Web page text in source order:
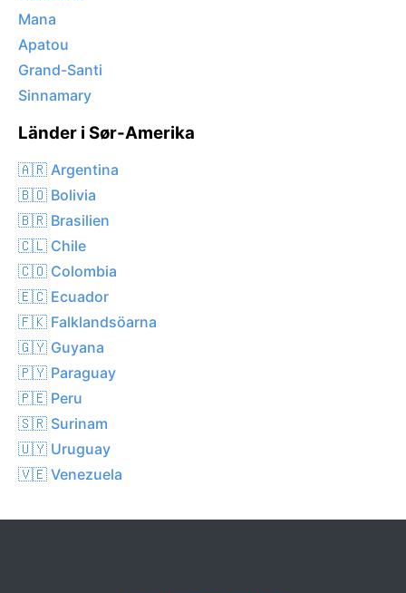
Mana
Apatou
Grand-Santi
Sinnamary
Länder i Sør-Amerika
🇦🇷 Argentina
🇧🇴 Bolivia
🇧🇷 Brasilien
🇨🇱 Chile
🇨🇴 Colombia
🇪🇨 Ecuador
🇫🇰 Falklandsöarna
🇬🇾 Guyana
🇵🇾 Paraguay
🇵🇪 Peru
🇸🇷 Surinam
🇺🇾 Uruguay
🇻🇪 Venezuela